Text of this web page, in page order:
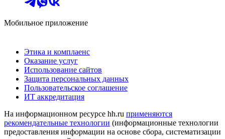
Мобильное приложение
Этика и комплаенс
Оказание услуг
Использование сайтов
Защита персональных данных
Пользовательское соглашение
ИТ аккредитация
На информационном ресурсе hh.ru применяются
рекомендательные технологии (информационные технологии
предоставления информации на основе сбора, систематизации